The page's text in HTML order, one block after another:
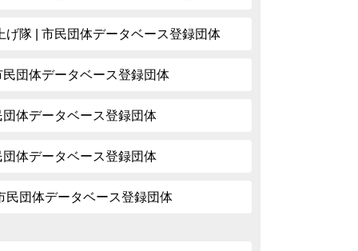
げ隊 | 市民団体データベース登録団体
団体データベース登録団体
体データベース登録団体
体データベース登録団体
民団体データベース登録団体